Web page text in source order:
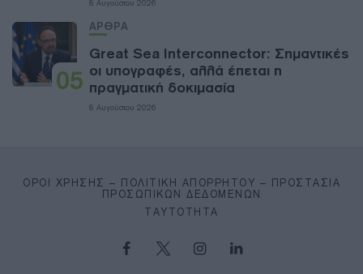
8 Αυγούστου 2026
05
ΑΡΘΡΑ
Great Sea Interconnector: Σημαντικές
οι υπογραφές, αλλά έπεται η
πραγματική δοκιμασία
8 Αυγούστου 2026
ΌΡΟΙ ΧΡΉΣΗΣ – ΠΟΛΙΤΙΚΉ ΑΠΟΡΡΉΤΟΥ – ΠΡΟΣΤΑΣΊΑ
ΠΡΟΣΩΠΙΚΏΝ ΔΕΔΟΜΈΝΩΝ
ΤΑΥΤΌΤΗΤΑ